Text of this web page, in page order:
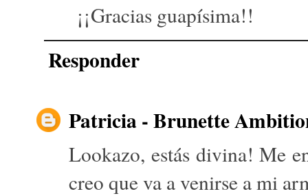
¡¡Gracias guapísima!!
Responder
Patricia - Brunette
Lookazo, estás divina! Me
creo que va a venirse a mi